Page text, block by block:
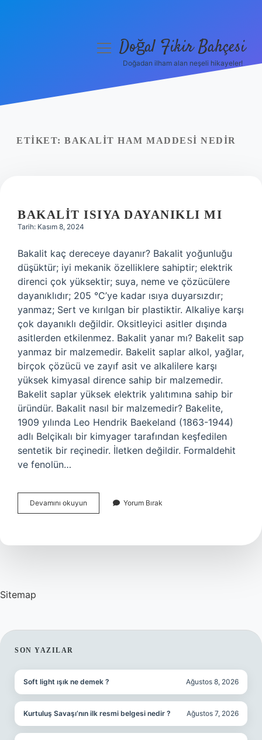
Yasal Uyarı
menüyüDoğal Fikir Bahçesi
Doğadan ilham alan neşeli hikayeler!
ETIKET: BAKALIT HAM MADDESI NEDIR
BAKALIT ISIYA DAYANIKLI MI
Tarih: Kasım 8, 2024
Bakalit kaç dereceye dayanır? Bakalit yoğunluğu
düşüktür; iyi mekanik özelliklere sahiptir; elektrik
direnci çok yüksektir; suya, neme ve çözücülere
dayanıklıdır; 205 °C’ye kadar ısıya duyarsızdır;
yanmaz; Sert ve kırılgan bir plastiktir. Alkaliye karşı
çok dayanıklı değildir. Oksitleyici asitler dışında
asitlerden etkilenmez. Bakalit yanar mı? Bakelit sap
yanmaz bir malzemedir. Bakelit saplar alkol, yağlar,
birçok çözücü ve zayıf asit ve alkalilere karşı
yüksek kimyasal dirence sahip bir malzemedir.
Bakelit saplar yüksek elektrik yalıtımına sahip bir
üründür. Bakalit nasıl bir malzemedir? Bakelite,
1909 yılında Leo Hendrik Baekeland (1863-1944)
adlı Belçikalı bir kimyager tarafından keşfedilen
sentetik bir reçinedir. İletken değildir. Formaldehit
ve fenolün…
Devamını okuyun
Isıya
Yorum Bırak
Sitemap
SIDEBAR
SON YAZILAR
Soft light ışık ne demek ? Ağustos 8, 2026
Kurtuluş Savaşı’nın ilk resmi belgesi nedir ? Ağustos 7, 2026